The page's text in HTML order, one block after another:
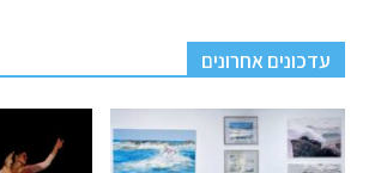
עדכונים אחרונים